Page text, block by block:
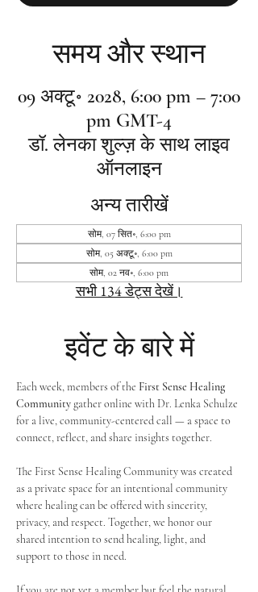
समय और स्थान
09 अक्टू॰ 2028, 6:00 pm – 7:00
pm GMT-4
डॉ. लेनका शुल्ज़ के साथ लाइव
ऑनलाइन
अन्य तारीखें
सोम, 07 सित॰, 6:00 pm
सोम, 05 अक्टू॰, 6:00 pm
सोम, 02 नव॰, 6:00 pm
सभी 134 डेट्स देखें।
इवेंट के बारे में
Each week, members of the First Sense Healing
Community gather online with Dr. Lenka Schulze
for a live, community-centered call — a space to
connect, reflect, and share insights together.
The First Sense Healing Community was created
as a private space for an intentional community
where healing can be offered with sincerity,
privacy, and respect. Together, we honor our
shared intention to send healing, light, and
support to those in need.